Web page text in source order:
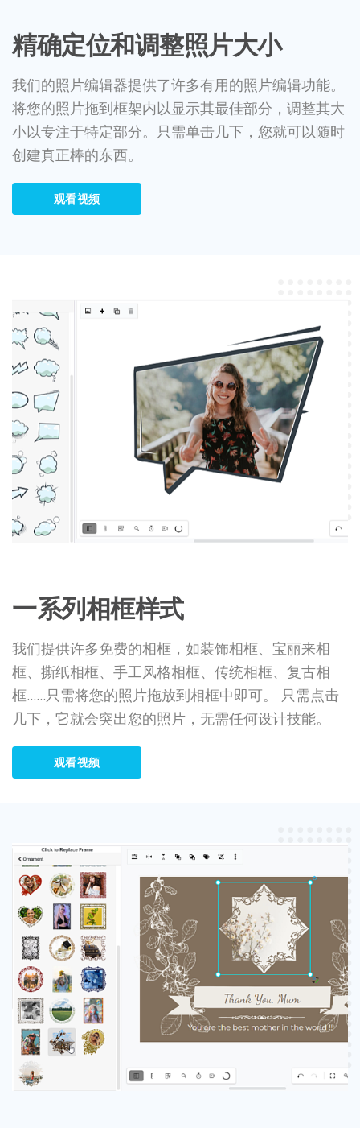
精确定位和调整照片大小
我们的照片编辑器提供了许多有用的照片编辑功能。
将您的照片拖到框架内以显示其最佳部分，调整其大
小以专注于特定部分。只需单击几下，您就可以随时
创建真正棒的东西。
观看视频
一系列相框样式
我们提供许多免费的相框，如装饰相框、宝丽来相
框、撕纸相框、手工风格相框、传统相框、复古相
框......只需将您的照片拖放到相框中即可。 只需点击
几下，它就会突出您的照片，无需任何设计技能。
观看视频